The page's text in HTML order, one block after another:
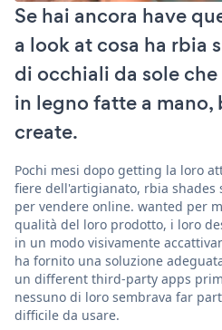
Se hai ancora have
a look at cosa ha rbia
di occhiali da sole
in legno fatte a mano,
create.
Pochi mesi dopo getting la loro
fiere dell'artigianato, rbia shades
per vendere online. wanted per
qualità del loro prodotto, i loro
in un modo visivamente
ha fornito una soluzione
un different third-party apps
nessuno di loro sembrava far
difficile da usare.